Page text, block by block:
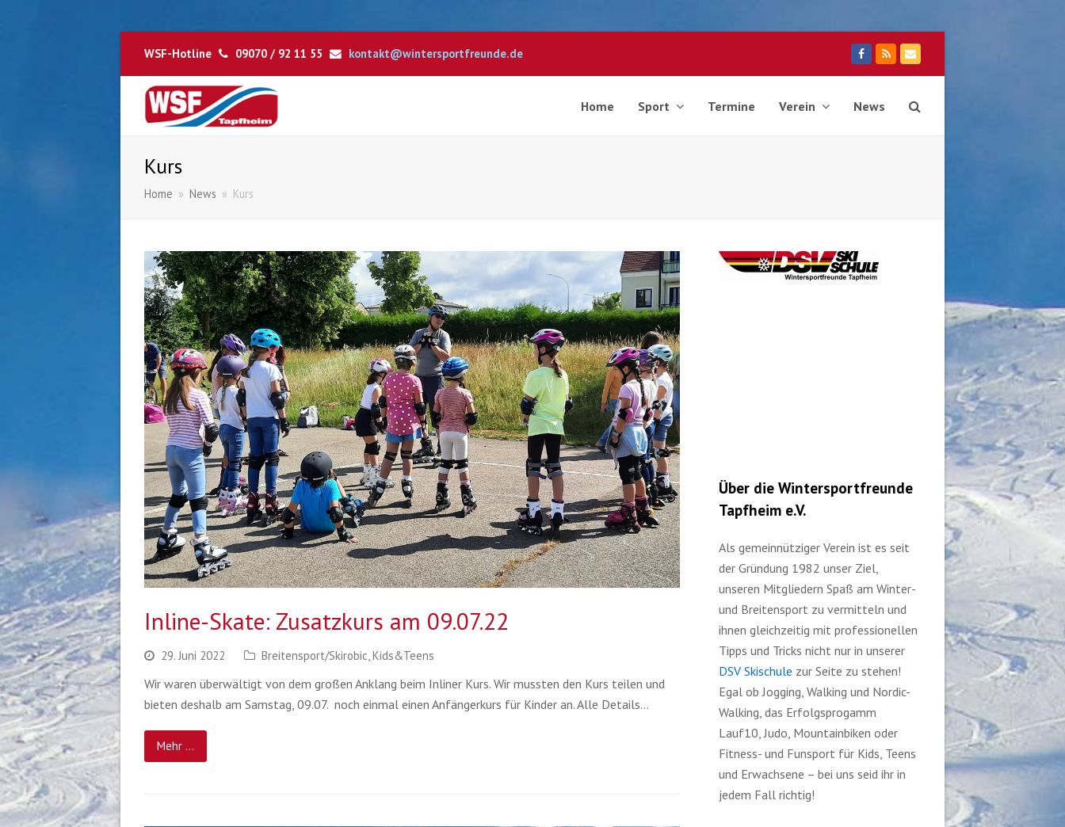
WSF-Hotline 09070 / 92 11 55 kontakt@wintersportfreunde.de Facebook
RSS E-
Mail
Home Sport Termine Verein News
Kurs
Home » News » Kurs
Inline-Skate: Zusatzkurs am 09.07.22
29. Juni 2022 Breitensport/Skirobic,Kids&Teens
Wir waren überwältigt von dem großen Anklang beim Inliner Kurs. Wir mussten den Kurs teilen und
bieten deshalb am Samstag, 09.07. noch einmal einen Anfängerkurs für Kinder an. Alle Details…
Mehr ...
Über die Wintersportfreunde
Tapfheim e.V.
Als gemeinnütziger Verein ist es seit
der Gründung 1982 unser Ziel,
unseren Mitgliedern Spaß am Winter-
und Breitensport zu vermitteln und
ihnen gleichzeitig mit professionellen
Tipps und Tricks nicht nur in unserer
DSV Skischule zur Seite zu stehen!
Egal ob Jogging, Walking und Nordic-
Walking, das Erfolgsprogamm
Lauf10, Judo, Mountainbiken oder
Fitness- und Funsport für Kids, Teens
und Erwachsene – bei uns seid ihr in
jedem Fall richtig!